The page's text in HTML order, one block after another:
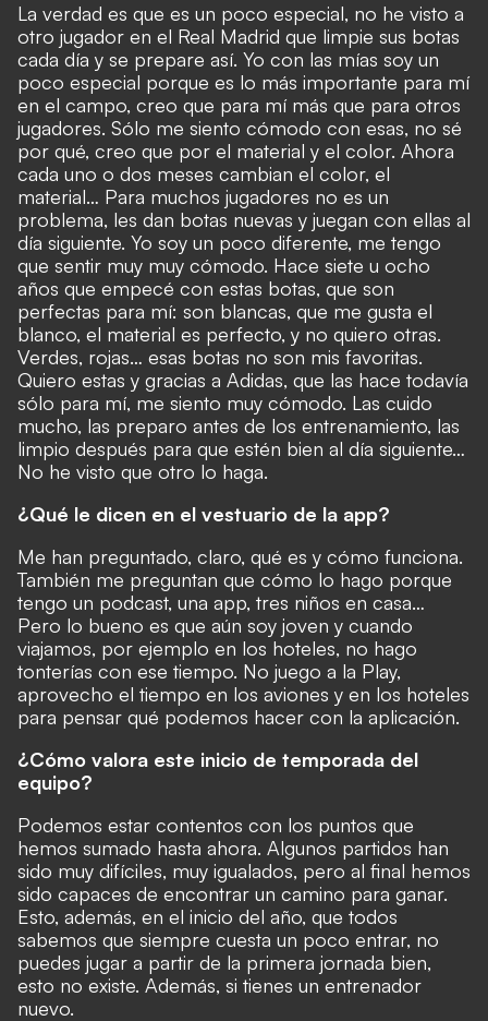
La verdad es que es un poco especial, no he visto a
otro jugador en el Real Madrid que limpie sus botas
cada día y se prepare así. Yo con las mías soy un
poco especial porque es lo más importante para mí
en el campo, creo que para mí más que para otros
jugadores. Sólo me siento cómodo con esas, no sé
por qué, creo que por el material y el color. Ahora
cada uno o dos meses cambian el color, el
material… Para muchos jugadores no es un
problema, les dan botas nuevas y juegan con ellas al
día siguiente. Yo soy un poco diferente, me tengo
que sentir muy muy cómodo. Hace siete u ocho
años que empecé con estas botas, que son
perfectas para mí: son blancas, que me gusta el
blanco, el material es perfecto, y no quiero otras.
Verdes, rojas… esas botas no son mis favoritas.
Quiero estas y gracias a Adidas, que las hace todavía
sólo para mí, me siento muy cómodo. Las cuido
mucho, las preparo antes de los entrenamiento, las
limpio después para que estén bien al día siguiente…
No he visto que otro lo haga.
¿Qué le dicen en el vestuario de la app?
Me han preguntado, claro, qué es y cómo funciona.
También me preguntan que cómo lo hago porque
tengo un podcast, una app, tres niños en casa…
Pero lo bueno es que aún soy joven y cuando
viajamos, por ejemplo en los hoteles, no hago
tonterías con ese tiempo. No juego a la Play,
aprovecho el tiempo en los aviones y en los hoteles
para pensar qué podemos hacer con la aplicación.
¿Cómo valora este inicio de temporada del
equipo?
Podemos estar contentos con los puntos que
hemos sumado hasta ahora. Algunos partidos han
sido muy difíciles, muy igualados, pero al final hemos
sido capaces de encontrar un camino para ganar.
Esto, además, en el inicio del año, que todos
sabemos que siempre cuesta un poco entrar, no
puedes jugar a partir de la primera jornada bien,
esto no existe. Además, si tienes un entrenador
nuevo.